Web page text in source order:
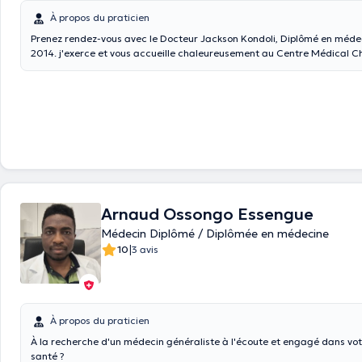
À propos du praticien
Prenez rendez-vous avec le Docteur Jackson Kondoli, Diplômé en médecine depuis
2014. j'exerce et vous accueille chaleureusement au Centre Médical
Arnaud Ossongo Essengue
Médecin Diplômé / Diplômée en médecine
10|3 avis
À propos du praticien
À la recherche d'un médecin généraliste à l'écoute et engagé dans
santé ?